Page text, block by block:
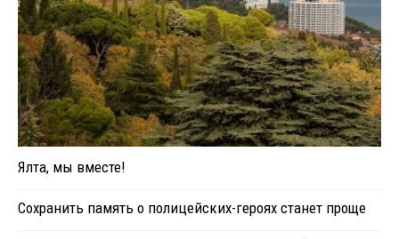
Ялта, мы вместе!
Сохранить память о полицейских-героях станет проще